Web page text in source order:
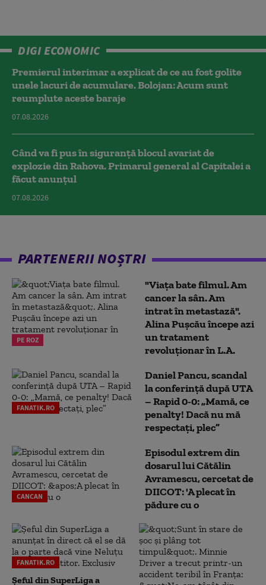
DIGI ECONOMIC
Premierul interimar a explicat de ce au fost golite
unele lacuri de acumulare. Bolojan: Acum sunt
reumplute aceste baraje
07.08.2026
Când va fi pus în siguranță blocul avariat de
explozie din Rahova. Primarul general al Capitalei a
făcut anunțul
07.08.2026
PARTENERII NOȘTRI
PE ROZ
"Viața bate filmul. Am
cancer la sân. Am
intrat în metastază".
Alina Pușcău începe azi
un tratament
revoluționar în L.A.
FANATIK.RO
Daniel Pancu, scandal
la conferință după UTA
– Rapid 0-0: „Mamă, ce
penalty! Dacă nu mă
respectați, plec”
CANCAN
Episodul extrem din
dosarul lui Cătălin
Avramescu, cercetat de
DIICOT: 'A plecat în
pădure cu o
FANATIK.RO
Șeful din SuperLiga a